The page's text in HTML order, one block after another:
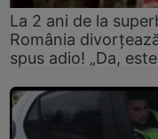
La 2 ani de la
România
spus adio! „Da,